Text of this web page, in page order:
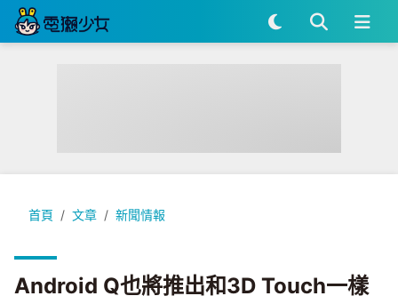
首頁 文章 新聞情報
Android Q也將推出和3D Touch一樣的『 深度按壓 』功能？
Android Q也將推出和3D Touch一樣